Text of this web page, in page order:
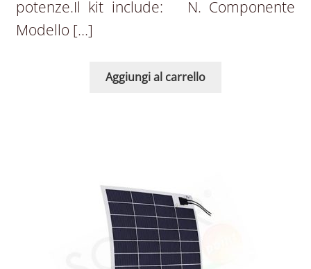
potenze.Il kit include: N. Componente
Modello […]
Aggiungi al carrello